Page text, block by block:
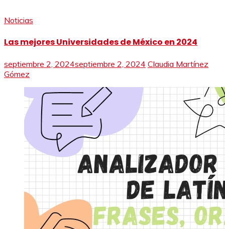
Noticias
Las mejores Universidades de México en 2024
septiembre 2, 2024septiembre 2, 2024 Claudia Martínez
Gómez